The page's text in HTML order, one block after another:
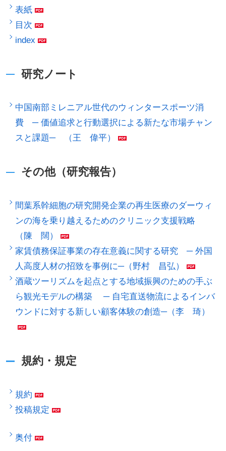
表紙
目次
index
研究ノート
中国南部ミレニアル世代のウィンタースポーツ消
費 ─ 価値追求と行動選択による新たな市場チャン
スと課題─ （王 偉平）
その他（研究報告）
間葉系幹細胞の研究開発企業の再生医療のダーウィ
ンの海を乗り越えるためのクリニック支援戦略
（陳 闊）
家賃債務保証事業の存在意義に関する研究 ─ 外国
人高度人材の招致を事例に─（野村 昌弘）
酒蔵ツーリズムを起点とする地域振興のための手ぶ
ら観光モデルの構築 ─ 自宅直送物流によるインバ
ウンドに対する新しい顧客体験の創造─（李 琦）
規約・規定
規約
投稿規定
奥付